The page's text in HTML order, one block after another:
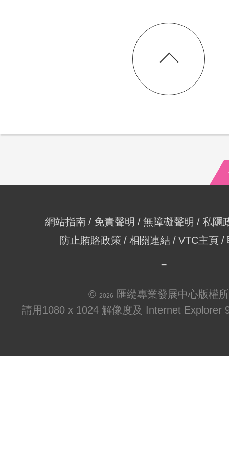
網站指南 免責聲明 無障礙聲明
私隱
防止賄賂政策
相關連結 VTC主頁
© 2026
匯縱專業發展中心版權
請用1080 x 1024 解像度及 Internet Explorer